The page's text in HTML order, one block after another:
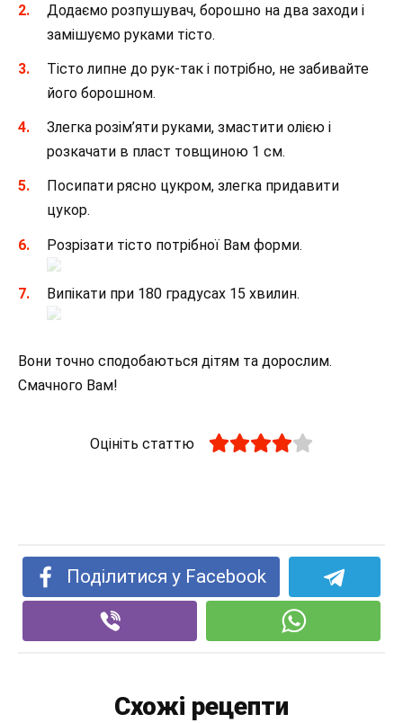
Додаємо розпушувач, борошно на два заходи і
замішуємо руками тісто.
Тісто липне до рук-так і потрібно, не забивайте
його борошном.
Злегка розім’яти руками, змастити олією і
розкачати в пласт товщиною 1 см.
Посипати рясно цукром, злегка придавити
цукор.
Розрізати тісто потрібної Вам форми.
Випікати при 180 градусах 15 хвилин.
Вони точно сподобаються дітям та дорослим.
Смачного Вам!
Оцініть статтю
Поділитися у Facebook
Схожі рецепти